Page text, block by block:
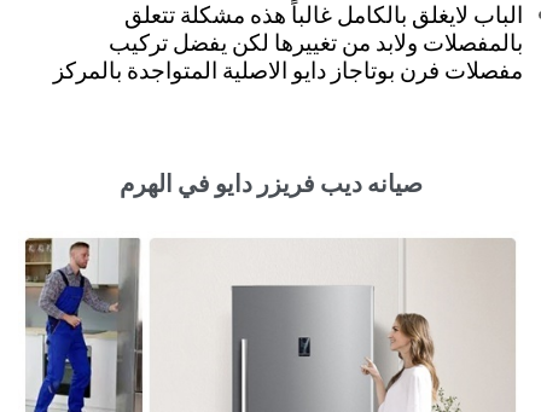
الباب لايغلق بالكامل غالباً هذه مشكلة تتعلق
بالمفصلات ولابد من تغييرها لكن يفضل تركيب
مفصلات فرن بوتاجاز دايو الاصلية المتواجدة بالمركز
صيانه ديب فريزر دايو في الهرم